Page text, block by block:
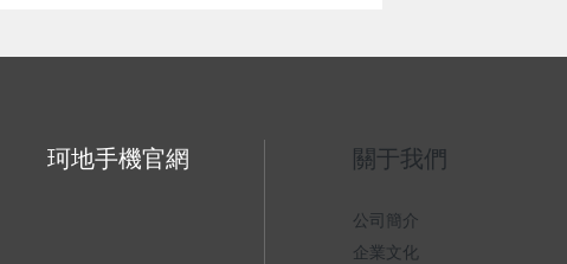
珂地手機官網 關于我們
公司簡介
企業文化